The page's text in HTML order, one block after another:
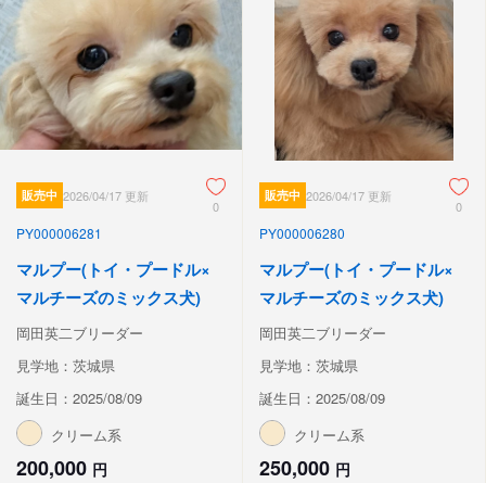
販売中 2026/04/17 更新
0
PY000006281
マルプー(トイ・プードル×
マルチーズのミックス犬)
岡田英二ブリーダー
見学地：茨城県
誕生日：2025/08/09
クリーム系
200,000 円
販売中 2026/04/17 更新
0
PY000006280
マルプー(トイ・プードル×
マルチーズのミックス犬)
岡田英二ブリーダー
見学地：茨城県
誕生日：2025/08/09
クリーム系
250,000 円